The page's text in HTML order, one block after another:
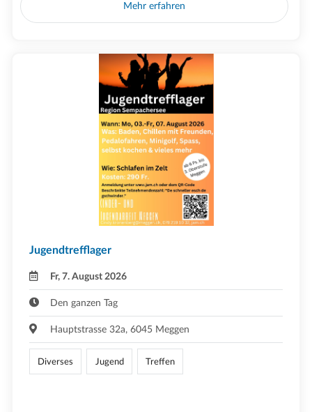
Mehr erfahren
Jugendtrefflager
Fr, 7. August 2026
Den ganzen Tag
Hauptstrasse 32a, 6045 Meggen
Diverses Jugend Treffen